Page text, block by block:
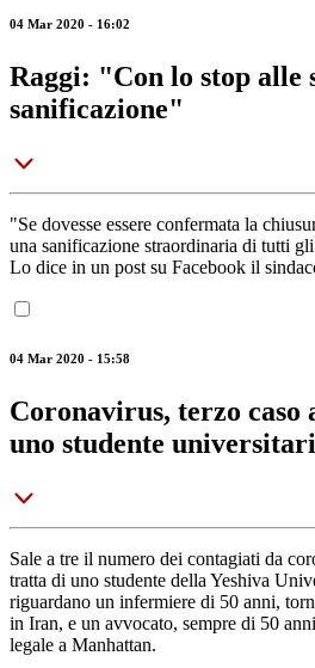
04 Mar 2020 - 16:02
Raggi: "Con lo stop alle
sanificazione"
"Se dovesse essere confermata la
una sanificazione straordinaria di tutti
Lo dice in un post su Facebook il
04 Mar 2020 - 15:58
Coronavirus, terzo caso
uno studente
Sale a tre il numero dei contagiati da
tratta di uno studente della Yeshiva
riguardano un infermiere di 50 anni,
in Iran, e un avvocato, sempre di 50
legale a Manhattan.